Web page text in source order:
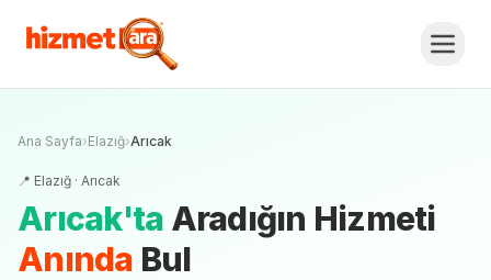
Ana Sayfa›Elazığ›Arıcak
📍 Elazığ · Arıcak
Arıcak'ta Aradığın Hizmeti
Anında Bul